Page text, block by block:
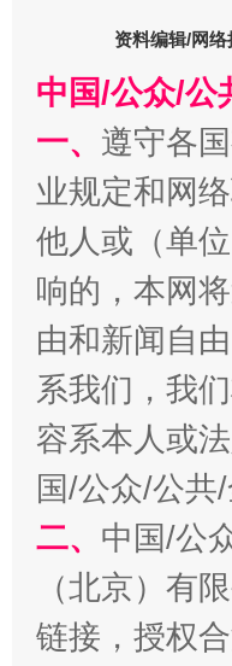
习近平的博鳌
“刷贴”乱象
资料编辑/网络
中国/公众/公
一、 遵守各
业规定和网
他人或（单
响的，本网
由和新闻自
系我们，我
容系本人或
国/公众/公共
二、 中国/公
（北京）有
链接，授权